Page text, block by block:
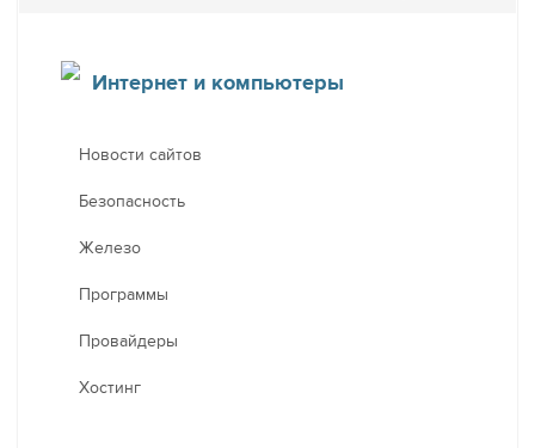
Интернет и компьютеры
Новости сайтов
Безопасность
Железо
Программы
Провайдеры
Хостинг